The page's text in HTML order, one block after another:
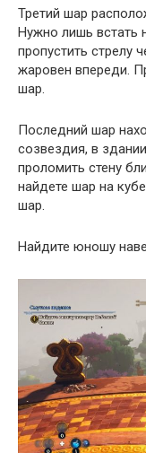
Третий шар
Нужно лишь встать
пропустить стрелу
жаровен впереди.
шар.
Последний шар
созвездия, в
проломить стену
найдете шар на
шар.
Найдите юношу